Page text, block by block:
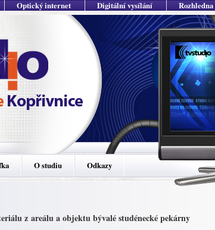
Optický internet Digitální vysílání
O studiu Odkazy
z areálu a objektu bývalé studénecké pekárny